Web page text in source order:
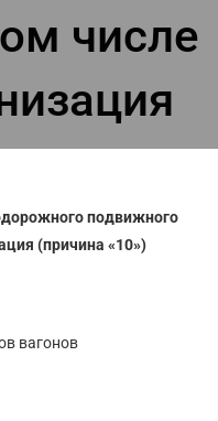
числе
подвижного
(причина «10»)
вагонов